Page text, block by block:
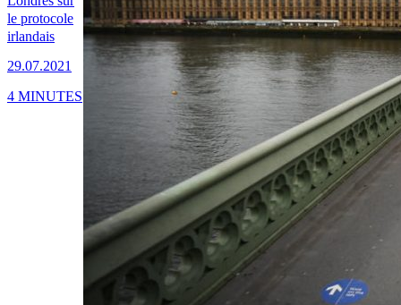
le protocole
irlandais
29.07.2021
4 MINUTES